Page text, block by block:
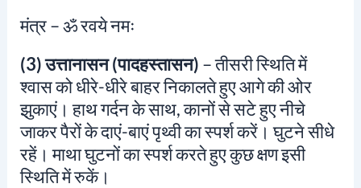
मंत्र –ॐ रवये नमः
(3) उत्तानासन (पादहस्तासन) – तीसरी स्थिति में
श्वास को धीरे-धीरे बाहर निकालते हुए आगे की ओर
झुकाएं। हाथ गर्दन के साथ, कानों से सटे हुए नीचे
जाकर पैरों के दाएं-बाएं पृथ्वी का स्पर्श करें। घुटने सीधे
रहें। माथा घुटनों का स्पर्श करते हुए कुछ क्षण इसी
स्थिति में रुकें।